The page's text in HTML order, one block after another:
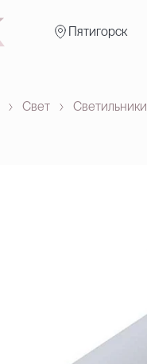
Пятигорск
Свет Светильники